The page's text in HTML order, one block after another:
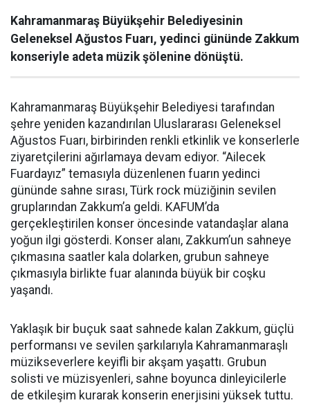
Kahramanmaraş Büyükşehir Belediyesinin
Geleneksel Ağustos Fuarı, yedinci gününde Zakkum
konseriyle adeta müzik şölenine dönüştü.
Kahramanmaraş Büyükşehir Belediyesi tarafından
şehre yeniden kazandırılan Uluslararası Geleneksel
Ağustos Fuarı, birbirinden renkli etkinlik ve konserlerle
ziyaretçilerini ağırlamaya devam ediyor. “Ailecek
Fuardayız” temasıyla düzenlenen fuarın yedinci
gününde sahne sırası, Türk rock müziğinin sevilen
gruplarından Zakkum’a geldi. KAFUM’da
gerçekleştirilen konser öncesinde vatandaşlar alana
yoğun ilgi gösterdi. Konser alanı, Zakkum’un sahneye
çıkmasına saatler kala dolarken, grubun sahneye
çıkmasıyla birlikte fuar alanında büyük bir coşku
yaşandı.
Yaklaşık bir buçuk saat sahnede kalan Zakkum, güçlü
performansı ve sevilen şarkılarıyla Kahramanmaraşlı
müzikseverlere keyifli bir akşam yaşattı. Grubun
solisti ve müzisyenleri, sahne boyunca dinleyicilerle
de etkileşim kurarak konserin enerjisini yüksek tuttu.